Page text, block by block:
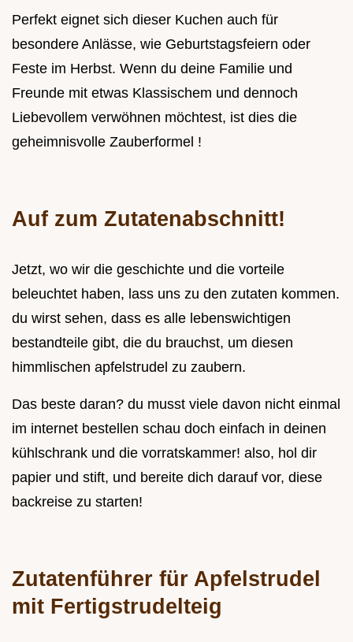
Perfekt eignet sich dieser Kuchen auch für
besondere Anlässe, wie Geburtstagsfeiern oder
Feste im Herbst. Wenn du deine Familie und
Freunde mit etwas Klassischem und dennoch
Liebevollem verwöhnen möchtest, ist dies die
geheimnisvolle Zauberformel !
Auf zum Zutatenabschnitt!
Jetzt, wo wir die geschichte und die vorteile
beleuchtet haben, lass uns zu den zutaten kommen.
du wirst sehen, dass es alle lebenswichtigen
bestandteile gibt, die du brauchst, um diesen
himmlischen apfelstrudel zu zaubern.
Das beste daran? du musst viele davon nicht einmal
im internet bestellen schau doch einfach in deinen
kühlschrank und die vorratskammer! also, hol dir
papier und stift, und bereite dich darauf vor, diese
backreise zu starten!
Zutatenführer für Apfelstrudel
mit Fertigstrudelteig